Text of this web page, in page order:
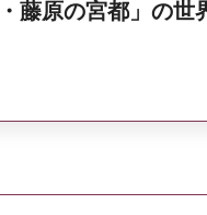
・藤原の宮都」の